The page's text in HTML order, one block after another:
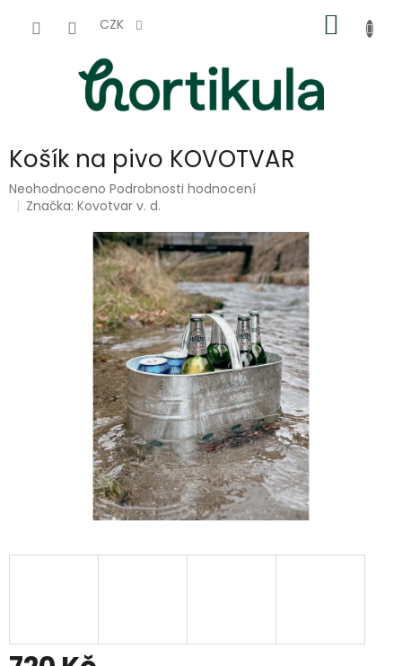
CZK
KOŠÍK
Košík na pivo KOVOTVAR
Průměrné
hodnocení
Neohodnoceno Podrobnosti hodnocení
Značka:Kovotvar v. d.